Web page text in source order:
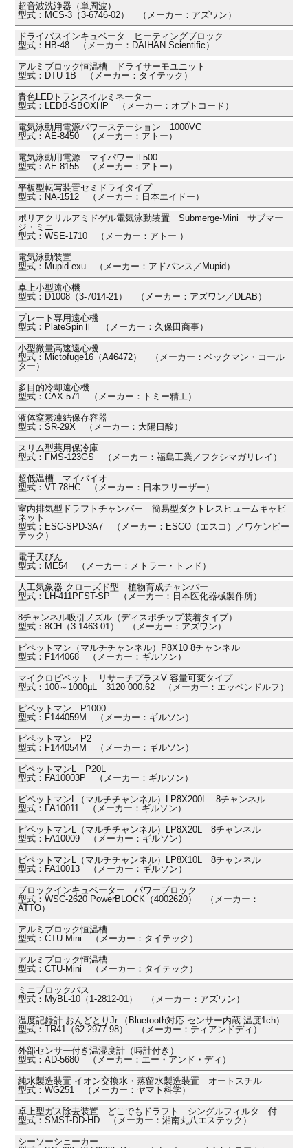
超音波洗浄器（単周波）
型式：MCS-3（3-6746-02） （メーカー：アズワン）
ドライバスインキュベータ ヒーティングブロック
型式：HB-48 （メーカー：DAIHAN Scientific）
アルミブロック恒温槽 ドライサーモユニット
型式：DTU-1B （メーカー：タイテック）
青色LEDトランスイルミネーター
型式：LEDB-SBOXHP （メーカー：オプトコード）
電気泳動用電源パワーステーション 1000VC
型式：AE-8450 （メーカー：アトー）
電気泳動用電源 マイパワーⅡ500
型式：AE-8155 （メーカー：アトー）
平板型転写装置セミドライタイプ
型式：NA-1512 （メーカー：日本エイドー）
ポリアクリルアミドゲル電気泳動装置 Submerge-Mini サブマー
ジ・ミニ
型式：WSE-1710 （メーカー：アトー ）
電気泳動装置
型式：Mupid-exu （メーカー：アドバンス／Mupid）
卓上小型遠心機
型式：D1008（3-7014-21） （メーカー：アズワン／DLAB）
プレート専用遠心機
型式：PlateSpinⅡ （メーカー：久保田商事）
小型微量高速遠心機
型式：Mictofuge16（A46472） （メーカー：ベックマン・コール
ター）
多目的冷却遠心機
型式：CAX-571 （メーカー：トミー精工）
液体窒素凍結保存容器
型式：SR-29X （メーカー：大陽日酸）
スリム型薬用保冷庫
型式：FMS-123GS （メーカー：福島工業／フクシマガリレイ）
超低温槽 マイバイオ
型式：VT-78HC （メーカー：日本フリーザー）
室内排気型ドラフトチャンバー 簡易型ダクトレスヒュームキャビ
ネット
型式：ESC-SPD-3A7 （メーカー：ESCO（エスコ）／ワケンビー
テック）
電子天びん
型式：ME54 （メーカー：メトラー・トレド）
人工気象器 クローズド型 植物育成チャンバー
型式：LH-411PFST-SP （メーカー：日本医化器械製作所）
8チャンネル吸引ノズル（ディスポチップ装着タイプ）
型式：8CH（3-1463-01） （メーカー：アズワン）
ピペットマン（マルチチャンネル）P8X10 8チャンネル
型式：F144068 （メーカー：ギルソン）
マイクロピペット リサーチプラスV 容量可変タイプ
型式：100～1000µL 3120 000.62 （メーカー：エッペンドルフ）
ピペットマン P1000
型式：F144059M （メーカー：ギルソン）
ピペットマン P2
型式：F144054M （メーカー：ギルソン）
ピペットマンL P20L
型式：FA10003P （メーカー：ギルソン）
ピペットマンL（マルチチャンネル）LP8X200L 8チャンネル
型式：FA10011 （メーカー：ギルソン）
ピペットマンL（マルチチャンネル）LP8X20L 8チャンネル
型式：FA10009 （メーカー：ギルソン）
ピペットマンL（マルチチャンネル）LP8X10L 8チャンネル
型式：FA10013 （メーカー：ギルソン）
ブロックインキュベーター パワーブロック
型式：WSC-2620 PowerBLOCK（4002620） （メーカー：
ATTO）
アルミブロック恒温槽
型式：CTU-Mini （メーカー：タイテック）
アルミブロック恒温槽
型式：CTU-Mini （メーカー：タイテック）
ミニブロックバス
型式：MyBL-10（1-2812-01） （メーカー：アズワン）
温度記録計 おんどとりJr.（Bluetooth対応 センサー内蔵 温度1ch）
型式：TR41（62-2977-98） （メーカー：ティアンドディ）
外部センサー付き温湿度計（時計付き）
型式：AD-5680 （メーカー：エー・アンド・ディ）
純水製造装置 イオン交換水・蒸留水製造装置 オートスチル
型式：WG251 （メーカー：ヤマト科学）
卓上型ガス除去装置 どこでもドラフト シングルフィルタ―付
型式：SMST-DD-HD （メーカー：湘南丸八エステック）
シーソーシェーカー